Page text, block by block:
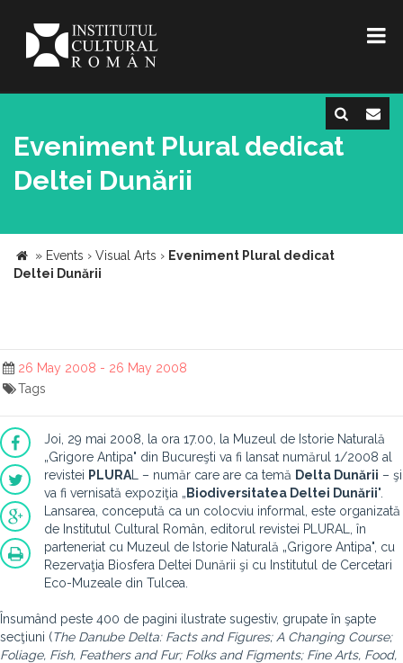
Eveniment Plural dedicat
Deltei Dunării
» Events › Visual Arts › Eveniment Plural dedicat
Deltei Dunării
26 May 2008 - 26 May 2008
Tags
Joi, 29 mai 2008, la ora 17.00, la Muzeul de Istorie Naturală
„Grigore Antipa" din Bucureşti va fi lansat numărul 1/2008 al
revistei PLURA L – număr care are ca temă Delta Dunării – şi
va fi vernisată expoziţia „ Biodiversitatea Deltei Dunării".
Lansarea, concepută ca un colocviu informal, este organizată
de Institutul Cultural Român, editorul revistei PLURAL, în
parteneriat cu Muzeul de Istorie Naturală „Grigore Antipa", cu
Rezervaţia Biosfera Deltei Dunării şi cu Institutul de Cercetari
Eco-Muzeale din Tulcea.
Însumând peste 400 de pagini ilustrate sugestiv, grupate în şapte
secţiuni (The Danube Delta: Facts and Figures; A Changing Course;
Foliage, Fish, Feathers and Fur; Folks and Figments; Fine Arts, Food,